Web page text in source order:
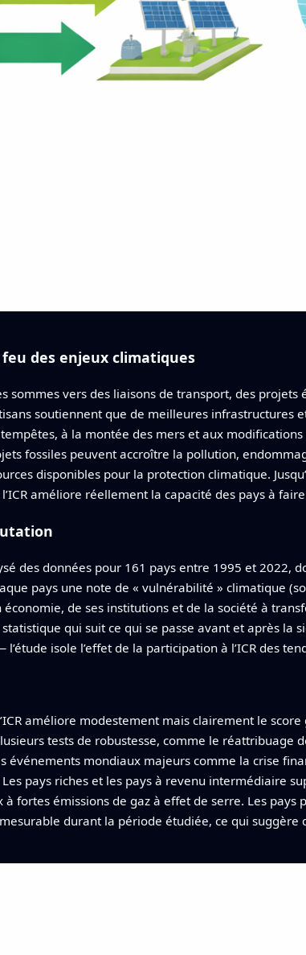
des enjeux climatiques
sommes vers des liaisons de transport, des
soutiennent que de meilleures infrastructures
à la montée des mers et aux
fossiles peuvent accroître la pollution,
disponibles pour la protection climatique.
améliore réellement la capacité des pays à
des données pour 161 pays entre 1995 et 2022,
pays une note de « vulnérabilité » climatique
de ses institutions et de la société à
qui suit ce qui se passe avant et après la
isole l’effet de la participation à l’ICR des
améliore modestement mais clairement le score
tests de robustesse, comme le réattribuage
événements mondiaux majeurs comme la crise
pays riches et les pays à revenu intermédiaire
fortes émissions de gaz à effet de serre. Les pays
durant la période étudiée, ce qui suggère